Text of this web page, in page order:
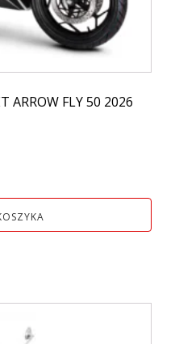
ARROW FLY 50 2026